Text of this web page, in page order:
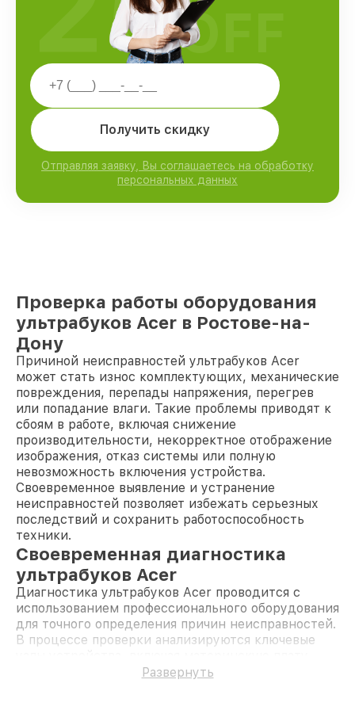
Получить скидку
Отправляя заявку, Вы соглашаетесь на обработку
персональных данных
OFF
Проверка работы оборудования
ультрабуков Acer в Ростове-на-
Дону
Причиной неисправностей ультрабуков Acer
может стать износ комплектующих, механические
повреждения, перепады напряжения, перегрев
или попадание влаги. Такие проблемы приводят к
сбоям в работе, включая снижение
производительности, некорректное отображение
изображения, отказ системы или полную
невозможность включения устройства.
Своевременное выявление и устранение
неисправностей позволяет избежать серьезных
последствий и сохранить работоспособность
техники.
Своевременная диагностика
ультрабуков Acer
Диагностика ультрабуков Acer проводится с
использованием профессионального оборудования
для точного определения причин неисправностей.
В процессе проверки анализируются ключевые
систему охлаждения, аккумулятор, разъемы и
Развернуть